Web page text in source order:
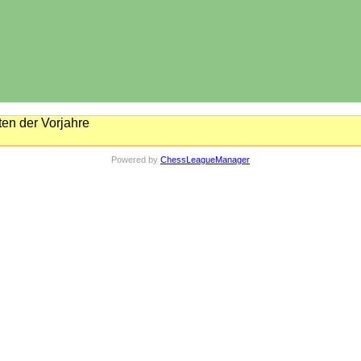
der Vorjahre
Powered by ChessLeagueManager